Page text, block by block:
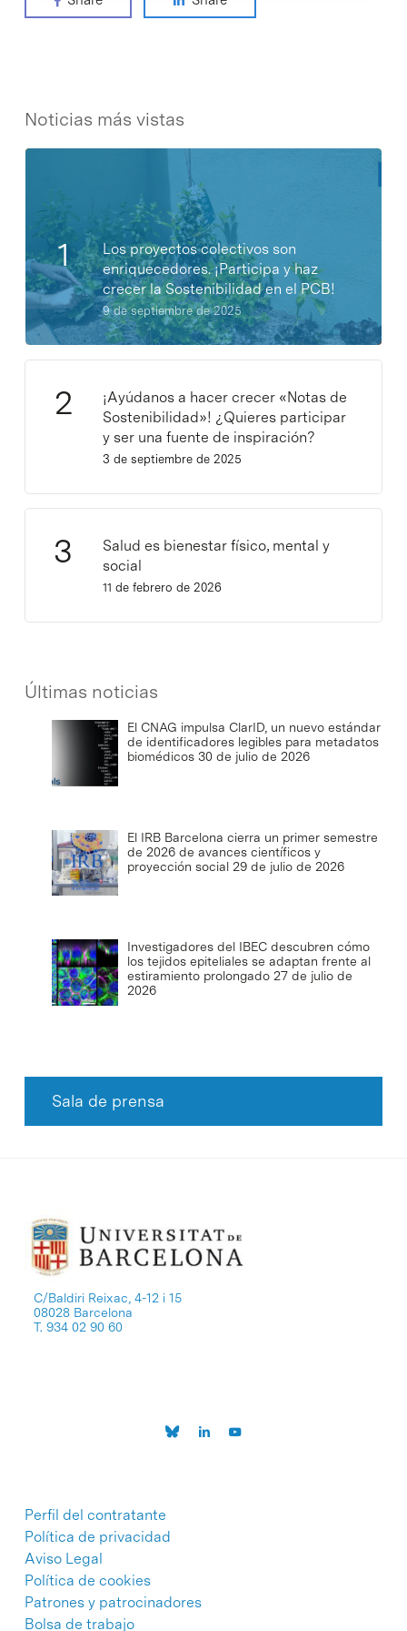
Noticias más vistas
Los proyectos colectivos son
enriquecedores. ¡Participa y haz
crecer la Sostenibilidad en el PCB!
9 de septiembre de 2025
¡Ayúdanos a hacer crecer «Notas de
Sostenibilidad»! ¿Quieres participar
y ser una fuente de inspiración?
3 de septiembre de 2025
Salud es bienestar físico, mental y
social
11 de febrero de 2026
Últimas noticias
El CNAG impulsa ClarID, un nuevo estándar
de identificadores legibles para metadatos
biomédicos 30 de julio de 2026
El IRB Barcelona cierra un primer semestre
de 2026 de avances científicos y
proyección social 29 de julio de 2026
Investigadores del IBEC descubren cómo
los tejidos epiteliales se adaptan frente al
estiramiento prolongado 27 de julio de
2026
Sala de prensa
C/Baldiri Reixac, 4-12 i 15
08028 Barcelona
T. 934 02 90 60
Perfil del contratante
Política de privacidad
Aviso Legal
Política de cookies
Patrones y patrocinadores
Bolsa de trabajo